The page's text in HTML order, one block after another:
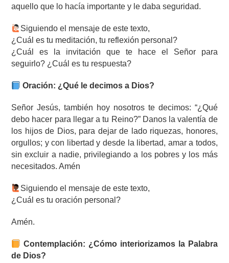
aquello que lo hacía importante y le daba seguridad.
Siguiendo el mensaje de este texto,
¿Cuál es tu meditación, tu reflexión personal?
¿Cuál es la invitación que te hace el Señor para
seguirlo? ¿Cuál es tu respuesta?
Oración: ¿Qué le decimos a Dios?
Señor Jesús, también hoy nosotros te decimos: “¿Qué
debo hacer para llegar a tu Reino?” Danos la valentía de
los hijos de Dios, para dejar de lado riquezas, honores,
orgullos; y con libertad y desde la libertad, amar a todos,
sin excluir a nadie, privilegiando a los pobres y los más
necesitados. Amén
Siguiendo el mensaje de este texto,
¿Cuál es tu oración personal?
Amén.
Contemplación: ¿Cómo interiorizamos la Palabra
de Dios?